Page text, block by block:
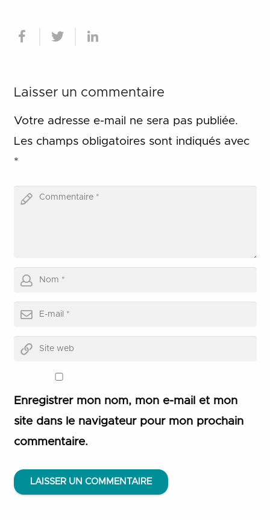
Laisser un commentaire
Votre adresse e-mail ne sera pas publiée.
Les champs obligatoires sont indiqués avec
*
Enregistrer mon nom, mon e-mail et mon
site dans le navigateur pour mon prochain
commentaire.
LAISSER UN COMMENTAIRE